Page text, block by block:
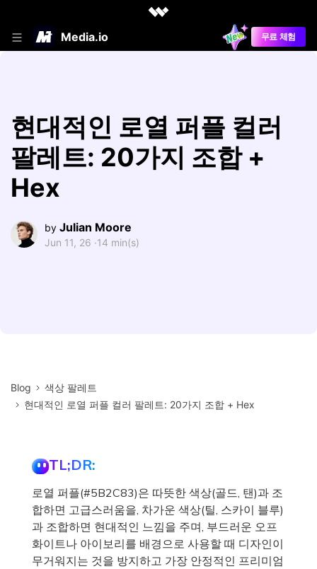
Media.io 무료 체험
현대적인 로열 퍼플 컬러
팔레트: 20가지 조합 +
Hex
by Julian Moore
Jun 11, 26 ·14 min(s)
Blog
색상 팔레트
현대적인 로열 퍼플 컬러 팔레트: 20가지 조합 + Hex
TL;DR:
로열 퍼플(#5B2C83)은 따뜻한 색상(골드, 탠)과 조
합하면 고급스러움을, 차가운 색상(틸, 스카이 블루)
과 조합하면 현대적인 느낌을 주며, 부드러운 오프
화이트나 아이보리를 배경으로 사용할 때 디자인이
무거워지는 것을 방지하고 가장 안정적인 프리미엄